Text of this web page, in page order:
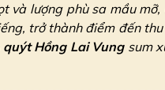
và lượng phù sa mầu
trở thành điểm đến
quýt Hồng Lai Vungsum